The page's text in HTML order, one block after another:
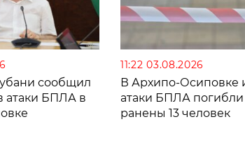
сообщил
атаки БПЛА в
11:22 03.08.2026
В Архипо-Осиповке
атаки БПЛА погибли
ранены 13 человек